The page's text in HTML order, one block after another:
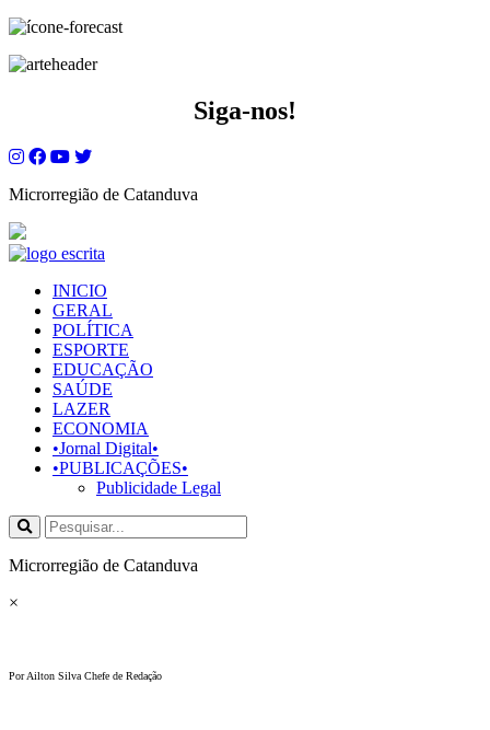
Siga-nos!
Microrregião de Catanduva
INICIO
GERAL
POLÍTICA
ESPORTE
EDUCAÇÃO
SAÚDE
LAZER
ECONOMIA
•Jornal Digital•
•PUBLICAÇÕES•
Publicidade Legal
Microrregião de Catanduva
×
Por Ailton Silva Chefe de Redação